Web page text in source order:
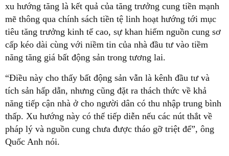
xu hướng tăng là kết quả của tăng trưởng cung tiền mạnh
mẽ thông qua chính sách tiền tệ linh hoạt hướng tới mục
tiêu tăng trưởng kinh tế cao, sự khan hiếm nguồn cung sơ
cấp kéo dài cùng với niềm tin của nhà đầu tư vào tiềm
năng tăng giá bất động sản trong tương lai.
“Điều này cho thấy bất động sản vẫn là kênh đầu tư và
tích sản hấp dẫn, nhưng cũng đặt ra thách thức về khả
năng tiếp cận nhà ở cho người dân có thu nhập trung bình
thấp. Xu hướng này có thể tiếp diễn nếu các nút thắt về
pháp lý và nguồn cung chưa được tháo gỡ triệt để”, ông
Quốc Anh nói.